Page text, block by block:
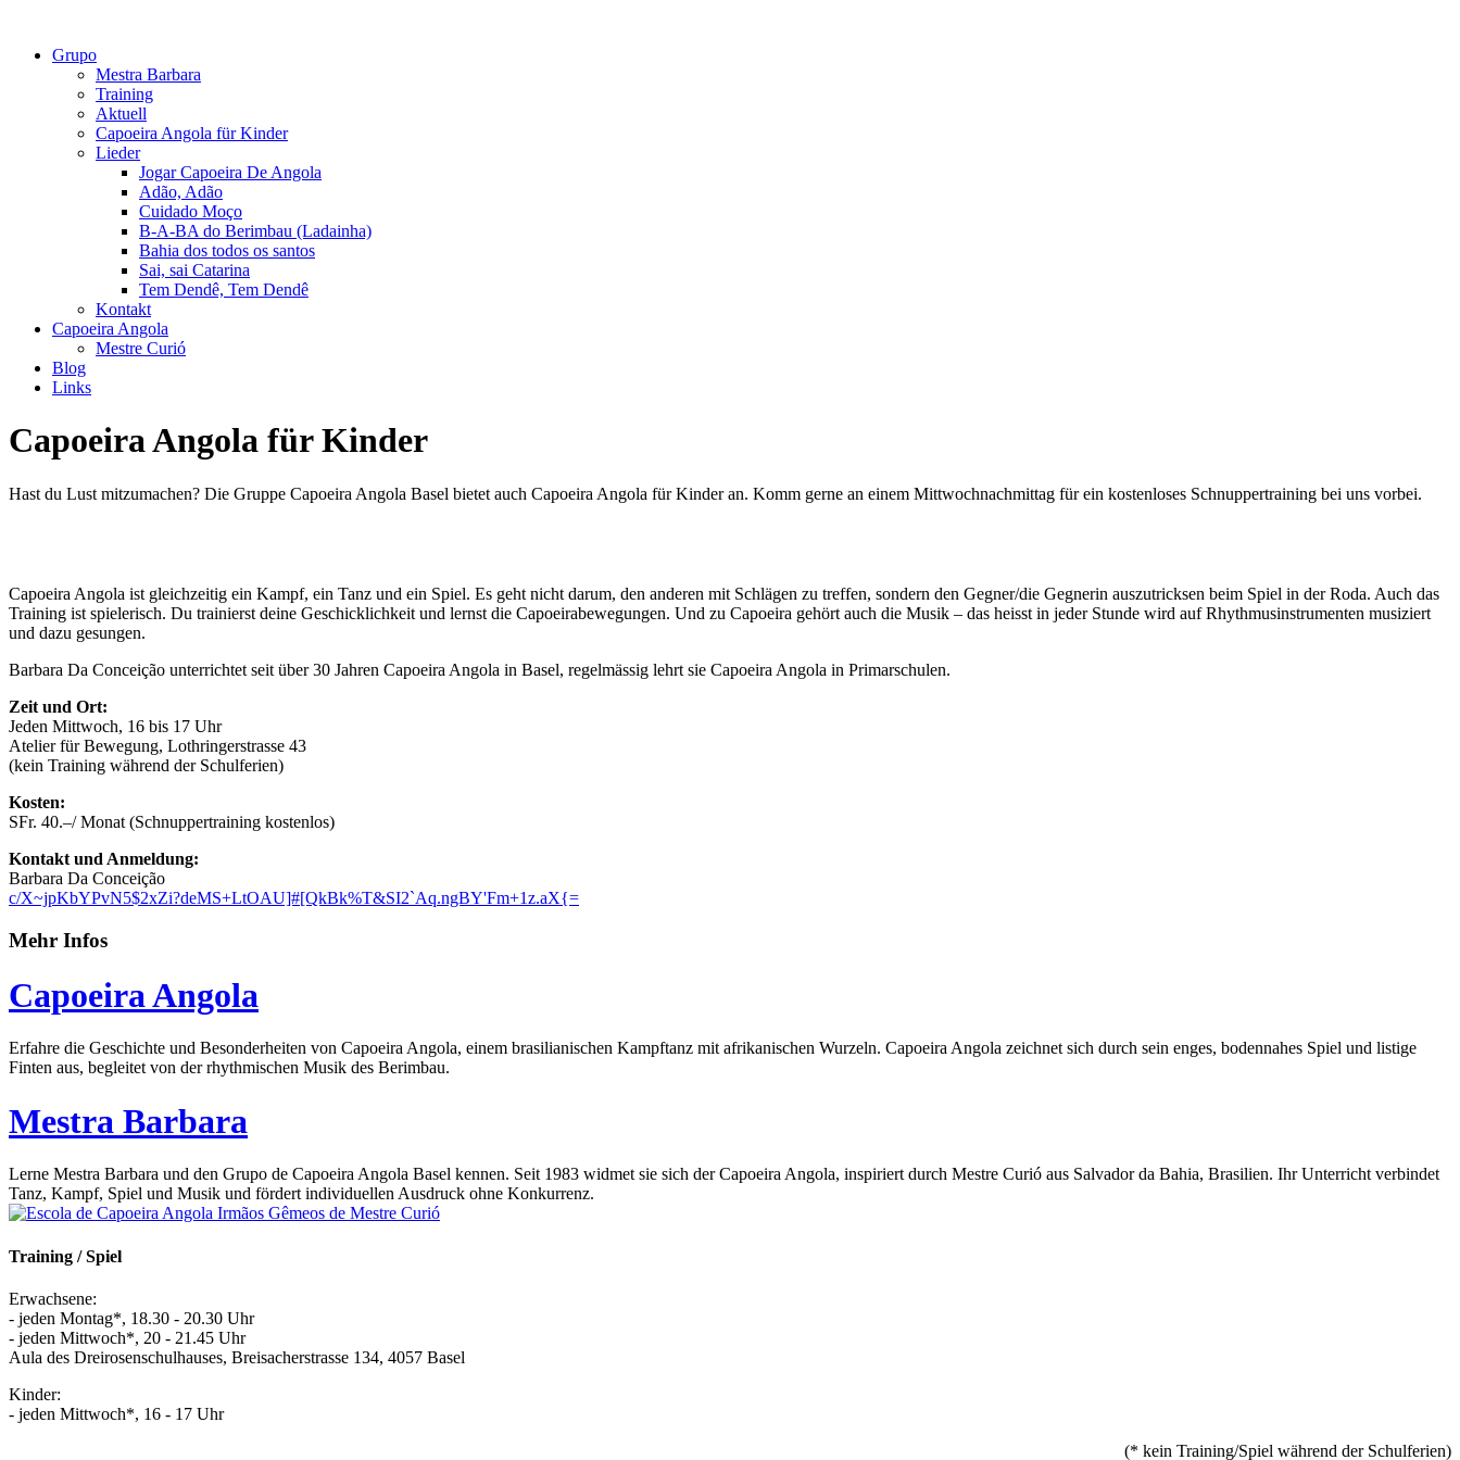
Grupo
Mestra Barbara
Training
Aktuell
Capoeira Angola für Kinder
Lieder
Jogar Capoeira De Angola
Adão, Adão
Cuidado Moço
B-A-BA do Berimbau (Ladainha)
Bahia dos todos os santos
Sai, sai Catarina
Tem Dendê, Tem Dendê
Kontakt
Capoeira Angola
Mestre Curió
Blog
Links
Capoeira Angola für Kinder
Hast du Lust mitzumachen? Die Gruppe Capoeira Angola Basel bietet auch Capoeira Angola für Kinder an. Komm gerne an einem Mittwochnachmittag für ein kostenloses Schnuppertraining bei uns vorbei.
Capoeira Angola ist gleichzeitig ein Kampf, ein Tanz und ein Spiel. Es geht nicht darum, den anderen mit Schlägen zu treffen, sondern den Gegner/die Gegnerin auszutricksen beim Spiel in der Roda. Auch das
Training ist spielerisch. Du trainierst deine Geschicklichkeit und lernst die Capoeirabewegungen. Und zu Capoeira gehört auch die Musik – das heisst in jeder Stunde wird auf Rhythmusinstrumenten musiziert
und dazu gesungen.
Barbara Da Conceição unterrichtet seit über 30 Jahren Capoeira Angola in Basel, regelmässig lehrt sie Capoeira Angola in Primarschulen.
Zeit und Ort:
Jeden Mittwoch, 16 bis 17 Uhr
Atelier für Bewegung, Lothringerstrasse 43
(kein Training während der Schulferien)
Kosten:
SFr. 40.–/ Monat (Schnuppertraining kostenlos)
Kontakt und Anmeldung:
Barbara Da Conceição
c/X~jpKbYPvN5$2xZi?deMS+LtOAU]#[QkBk%T&SI2`Aq.ngBY'Fm+1z.aX{=
Mehr Infos
Capoeira Angola
Erfahre die Geschichte und Besonderheiten von Capoeira Angola, einem brasilianischen Kampftanz mit afrikanischen Wurzeln. Capoeira Angola zeichnet sich durch sein enges, bodennahes Spiel und listige
Finten aus, begleitet von der rhythmischen Musik des Berimbau.
Mestra Barbara
Lerne Mestra Barbara und den Grupo de Capoeira Angola Basel kennen. Seit 1983 widmet sie sich der Capoeira Angola, inspiriert durch Mestre Curió aus Salvador da Bahia, Brasilien. Ihr Unterricht verbindet
Tanz, Kampf, Spiel und Musik und fördert individuellen Ausdruck ohne Konkurrenz.
Training / Spiel
Erwachsene:
- jeden Montag*, 18.30 - 20.30 Uhr
- jeden Mittwoch*, 20 - 21.45 Uhr
Aula des Dreirosenschulhauses, Breisacherstrasse 134, 4057 Basel
Kinder:
- jeden Mittwoch*, 16 - 17 Uhr
(* kein Training/Spiel während der Schulferien)